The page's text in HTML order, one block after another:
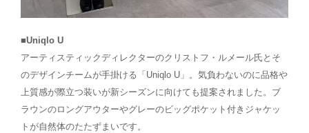
■Uniqlo U
アーティスティックディレクターのクリストフ・ルメール氏とそ
のデザインチームが手掛ける「Uniqlo U」。気負わないのに品格や
上質感が際立つ装いが新シーズンに向けても提案されました。ブ
ラウンのロングアウターやグレーのビッグポケット付きジャケッ
トが自然体のたたずまいです。